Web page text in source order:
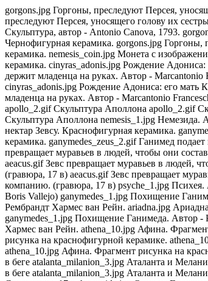
gorgons.jpg Горгоны, преследуют Персея, уносящего голову их сестры Медузы, тело Горгоны Медузы, Афина, Персей с сумкой Гермеса, Гермес. Чернофигурная керамика. gorgons.jpg Горгоны, преследуют Персея, уносящего голову их сестры Медузы, тело Горгоны Медузы, Афина, Персей с сумкой Гермеса, Гермес. Чернофигурная керамика. cupid_psyche.jpg Эрот и Психея. Скульптура, автор - Antonio Canova, 1793. gorgons.jpg Горгоны, преследуют Персея, уносящего голову их сестры Медузы, тело Горгоны Медузы, Афина, Персей с сумкой Гермеса, Гермес. Чернофигурная керамика. gorgons.jpg Горгоны, преследуют Персея, уносящего голову их сестры Медузы, тело Горгоны Медузы, Афина, Персей с сумкой Гермеса, Гермес. Чернофигурная керамика. nemesis_coin.jpg Монета с изображением Немезиды. diana_endymion.jpg "Диана и Эндимион". Автор - Antonis Van Dyck. pan_8.gif Пан несет бурдюк с вином. Краснофигурная керамика. cinyras_adonis.jpg Рождение Адониса: его мать Кинира держит младенца на руках. Автор - Marcantonio Franceschini, 1700 г. cinyras_adonis.jpg Рождение Адониса: его мать Кинира держит младенца на руках. Автор - Marcantonio Franceschini, 1700 г. cinyras_adonis.jpg Рождение Адониса: его мать Кинира держит младенца на руках. Автор - Marcantonio Franceschini, 1700 г. cinyras_adonis.jpg Рождение Адониса: его мать Кинира держит младенца на руках. Автор - Marcantonio Franceschini, 1700 г. cinyras_adonis.jpg Рождение Адониса: его мать Кинира держит младенца на руках. Автор - Marcantonio Franceschini, 1700 г. cinyras_adonis.jpg Рождение Адониса: его мать Кинира держит младенца на руках. Автор - Marcantonio Franceschini, 1700 г. apollo_2.gif Скульптура Аполлона apollo_2.gif Скульптура Аполлона apollo_2.gif Скульптура Аполлона apollo_2.gif Скульптура Аполлона apollo_2.gif Скульптура Аполлона apollo_2.gif Скульптура Аполлона nemesis_1.jpg Немезида. Автор - Trevor Goring. aeneas_statue.jpg Эней выносит отца Анхиса из горящей Трои. (скульптура 18 в) ganymedes_zeus_2.gif Ганимед подает нектар Зевсу. Краснофигурная керамика. ganymedes_zeus_2.gif Ганимед подает нектар Зевсу. Краснофигурная керамика. ganymedes_zeus_2.gif Ганимед подает нектар Зевсу. Краснофигурная керамика. ganymedes_zeus_2.gif Ганимед подает нектар Зевсу. Краснофигурная керамика. phineus_harpies.gif Калаид, Зет, Финей и гарпии. Автор - Bernard Picart, гравюра. aeacus.gif Зевс превращает муравьев в людей, чтобы они составили Эаку компанию. (гравюра, 17 в) aeacus.gif